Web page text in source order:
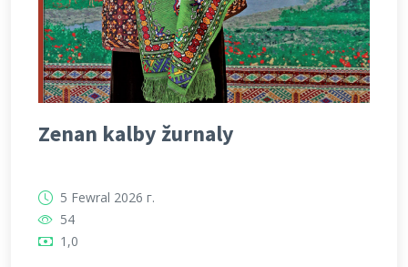
Zenan kalby žurnaly
5 Fewral 2026 г.
54
1,0